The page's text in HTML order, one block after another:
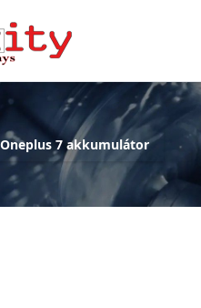
Oneplus 7 akkumulátor